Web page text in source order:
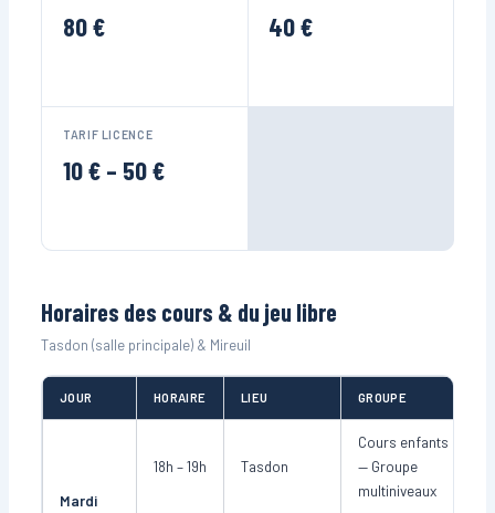
80 € 40 €
TARIF LICENCE
10 € – 50 €
Horaires des cours & du jeu libre
Tasdon (salle principale) & Mireuil
JOUR HORAIRE LIEU GROUPE
Mardi
18h – 19h Tasdon
Cours enfants
— Groupe
multiniveaux